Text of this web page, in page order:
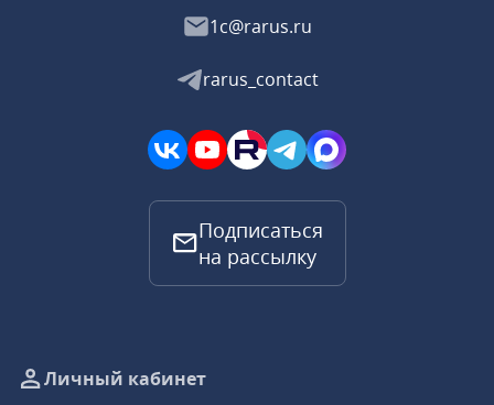
1c@rarus.ru
rarus_contact
Подписаться
на рассылку
Личный кабинет